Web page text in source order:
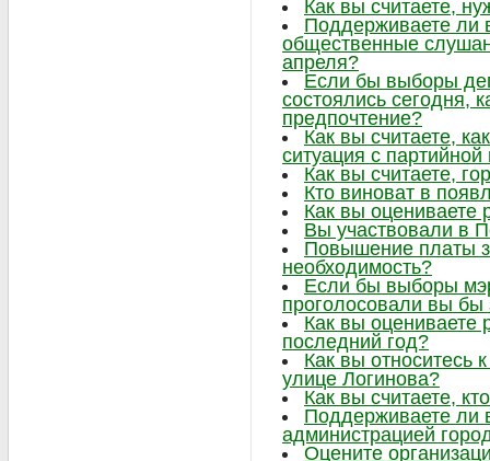
Как вы считаете,
Поддерживаете ли
общественные
апреля?
Если бы выборы
состоялись сегодня,
предпочтение?
Как вы считаете,
ситуация с
Как вы считаете,
Кто виноват в
Как вы оцениваете
Вы участвовали в
Повышение платы
необходимость?
Если бы выборы
проголосовали вы
Как вы оцениваете
последний год?
Как вы относитесь
улице Логинова?
Как вы считаете,
Поддерживаете ли
администрацией
Оцените